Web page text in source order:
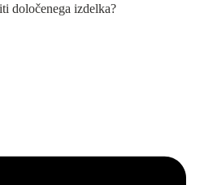
določenega izdelka?